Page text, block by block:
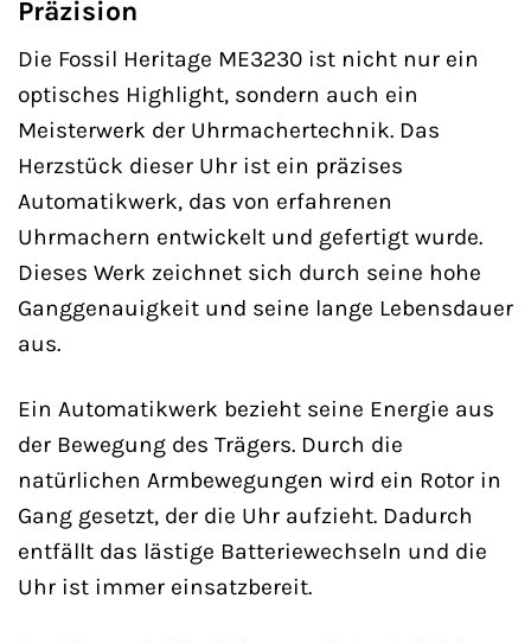
Präzision
Die Fossil Heritage ME3230 ist nicht nur ein
optisches Highlight, sondern auch ein
Meisterwerk der Uhrmachertechnik. Das
Herzstück dieser Uhr ist ein präzises
Automatikwerk, das von erfahrenen
Uhrmachern entwickelt und gefertigt wurde.
Dieses Werk zeichnet sich durch seine hohe
Ganggenauigkeit und seine lange Lebensdauer
aus.
Ein Automatikwerk bezieht seine Energie aus
der Bewegung des Trägers. Durch die
natürlichen Armbewegungen wird ein Rotor in
Gang gesetzt, der die Uhr aufzieht. Dadurch
entfällt das lästige Batteriewechseln und die
Uhr ist immer einsatzbereit.